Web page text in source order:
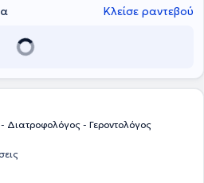
εμπειρία στη σύνταξη
υποστήριξη για τις
Κλείσε ραντεβού
Διατροφολόγος - Γεροντολόγος